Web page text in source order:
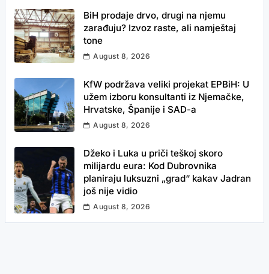
BiH prodaje drvo, drugi na njemu
zarađuju? Izvoz raste, ali namještaj
tone
August 8, 2026
KfW podržava veliki projekat EPBiH: U
užem izboru konsultanti iz Njemačke,
Hrvatske, Španije i SAD-a
August 8, 2026
Džeko i Luka u priči teškoj skoro
milijardu eura: Kod Dubrovnika
planiraju luksuzni „grad“ kakav Jadran
još nije vidio
August 8, 2026